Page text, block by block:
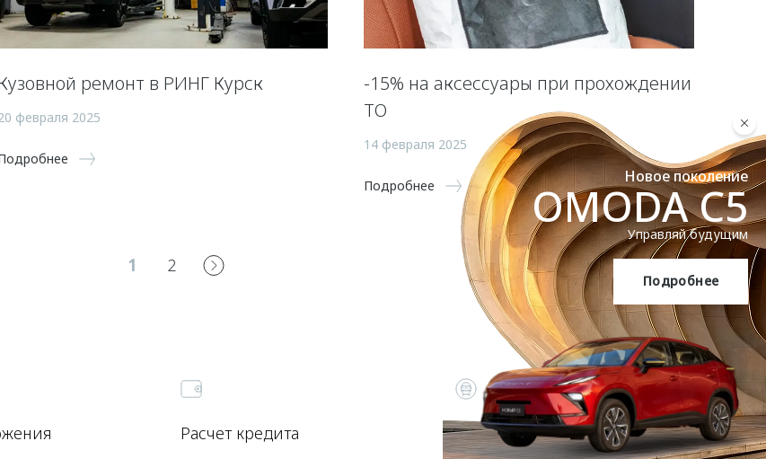
OMODA C5
Новое поколение
OMODA C5
Управляй будущим
Подробнее
ремонт в РИНГ Курск
февраля 2025
-15% на аксессуары при прохождении
ТО
14 февраля 2025
Подробнее
1 2
Расчет кредита Запись на сервис